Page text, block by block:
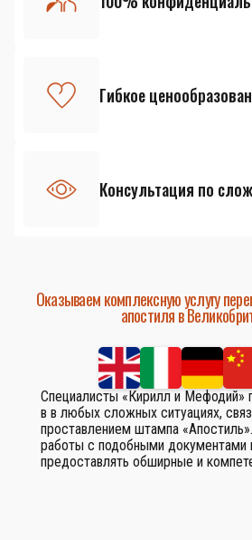
Гибкое
Консультация по
Оказываем комплексную услугу
апостиля в
Специалисты «Кирилл и Мефодий»
в в любых сложных ситуациях,
проставлением штампа
работы с подобными документами
предоставлять обширные и